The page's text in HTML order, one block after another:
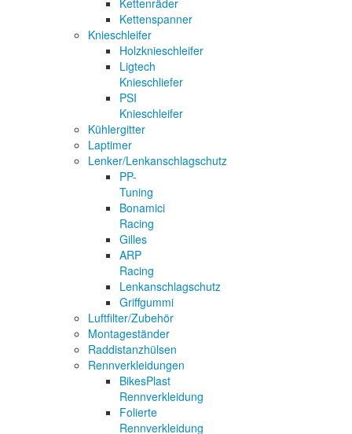
Kettenspanner
Knieschleifer
Holzknieschleifer
Ligtech
Knieschliefer
PSI
Knieschleifer
Kühlergitter
Laptimer
Lenker/Lenkanschlagschutz
PP-
Tuning
Bonamici
Racing
Gilles
ARP
Racing
Lenkanschlagschutz
Griffgummi
Luftfilter/Zubehör
Montageständer
Raddistanzhülsen
Rennverkleidungen
BikesPlast
Rennverkleidung
Folierte
Rennverkleidung